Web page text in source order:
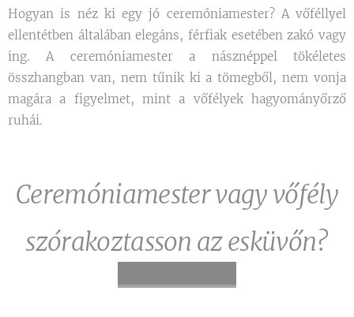
Hogyan is néz ki egy jó ceremóniamester? A vőféllyel
ellentétben általában elegáns, férfiak esetében zakó vagy
ing. A ceremóniamester a násznéppel tökéletes
összhangban van, nem tűnik ki a tömegből, nem vonja
magára a figyelmet, mint a vőfélyek hagyományőrző
ruhái.
Ceremóniamester vagy vőfély
szórakoztasson az esküvőn?